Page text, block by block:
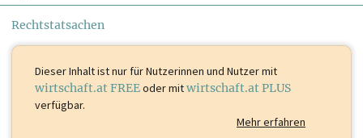
Rechtstatsachen
Dieser Inhalt istnur für Nutzerinnen und Nutzer mit
wirtschaft.at FREEoder mitwirtschaft.at PLUS
verfügbar.
Mehr erfahren